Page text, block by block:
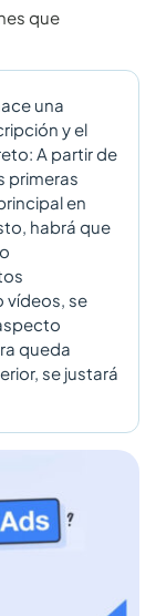
que
una
y el
A partir de
primeras
en
habrá que
vídeos, se
queda
se justará